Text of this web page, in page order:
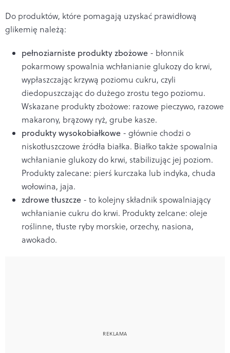
Do produktów, które pomagają uzyskać prawidłową
glikemię należą:
pełnoziarniste produkty zbożowe - błonnik
pokarmowy spowalnia wchłanianie glukozy do krwi,
wypłaszczając krzywą poziomu cukru, czyli
diedopuszczając do dużego zrostu tego poziomu.
Wskazane produkty zbożowe: razowe pieczywo, razowe
makarony, brązowy ryż, grube kasze.
produkty wysokobiałkowe - głównie chodzi o
niskotłuszczowe źródła białka. Białko także spowalnia
wchłanianie glukozy do krwi, stabilizując jej poziom.
Produkty zalecane: pierś kurczaka lub indyka, chuda
wołowina, jaja.
zdrowe tłuszcze - to kolejny składnik spowalniający
wchłanianie cukru do krwi. Produkty zelcane: oleje
roślinne, tłuste ryby morskie, orzechy, nasiona,
awokado.